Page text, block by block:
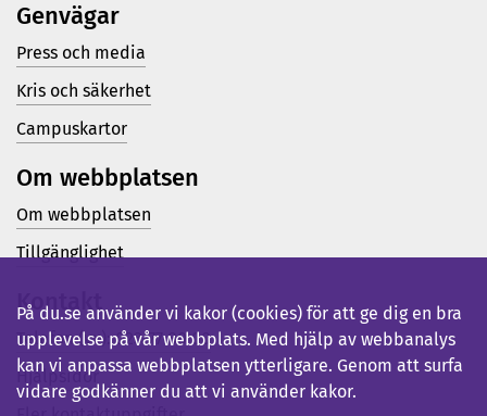
Genvägar
Press och media
Kris och säkerhet
Campuskartor
Om webbplatsen
Om webbplatsen
Tillgänglighet
Kontakt
Telefon (vx): 023-77 80 00
Hjälpsidor
På du.se använder vi kakor (cookies) för att ge dig en bra
upplevelse på vår webbplats. Med hjälp av webbanalys
kan vi anpassa webbplatsen ytterligare. Genom att surfa
vidare godkänner du att vi använder kakor.